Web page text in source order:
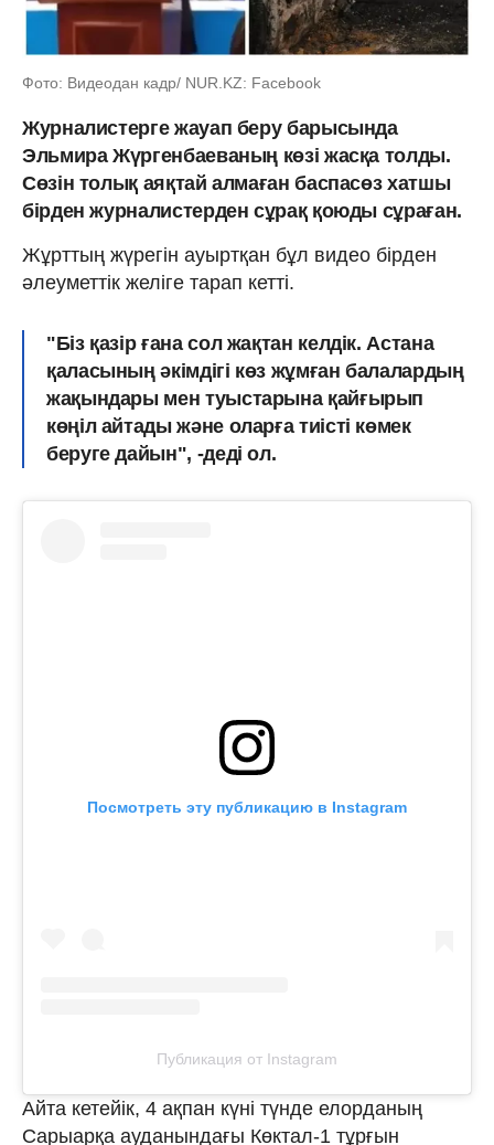
Фото: Видеодан кадр/ NUR.KZ: Facebook
Журналистерге жауап беру барысында
Эльмира Жүргенбаеваның көзі жасқа толды.
Сөзін толық аяқтай алмаған баспасөз хатшы
бірден журналистерден сұрақ қоюды сұраған.
Жұрттың жүрегін ауыртқан бұл видео бірден
әлеуметтік желіге тарап кетті.
"Біз қазір ғана сол жақтан келдік. Астана
қаласының әкімдігі көз жұмған балалардың
жақындары мен туыстарына қайғырып
көңіл айтады және оларға тиісті көмек
беруге дайын", -деді ол.
Посмотреть эту публикацию в Instagram
Публикация от Instagram
Айта кетейік, 4 ақпан күні түнде елорданың
Сарыарқа ауданындағы Көктал-1 тұрғын